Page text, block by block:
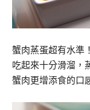
蟹肉蒸蛋超有水準
吃起來十分滑溜，
蟹肉更增添食的口